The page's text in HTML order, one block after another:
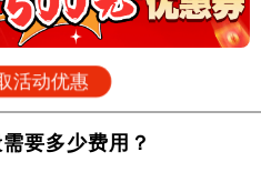
活动优惠
要多少费用？